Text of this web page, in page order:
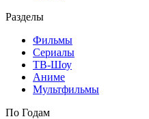
Разделы
Фильмы
Сериалы
ТВ-Шоу
Аниме
Мультфильмы
По Годам